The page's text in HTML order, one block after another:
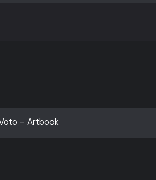
- Artbook